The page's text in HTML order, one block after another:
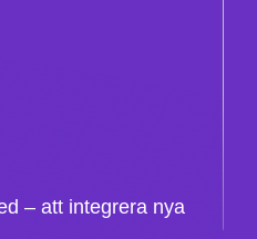
– att integrera nya